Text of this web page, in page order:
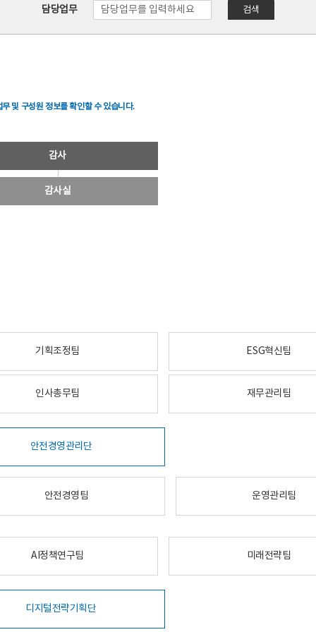
담당업무 검색
및 구성원 정보를 확인할 수 있습니다.
감사
감사실
기획조정팀 ESG혁신팀
인사총무팀 재무관리팀
안전경영관리단
안전경영팀 운영관리팀
AI정책연구팀 미래전략팀
디지털전략기획단